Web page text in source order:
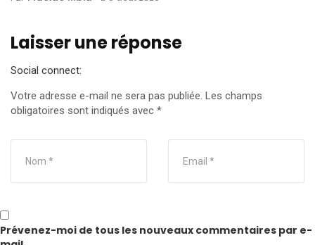
Laisser une réponse
Social connect:
Votre adresse e-mail ne sera pas publiée. Les champs
obligatoires sont indiqués avec *
Prévenez-moi de tous les nouveaux commentaires par e-